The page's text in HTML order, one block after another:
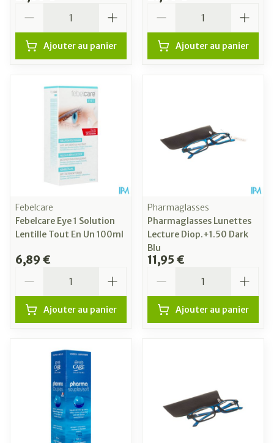
Ajouter au panier Ajouter au panier
Febelcare
Febelcare Eye 1 Solution
Lentille Tout En Un 100ml
6,89 €
Ajouter au panier
Pharmaglasses
Pharmaglasses Lunettes
Lecture Diop.+1.50 Dark
Blu
11,95 €
Ajouter au panier